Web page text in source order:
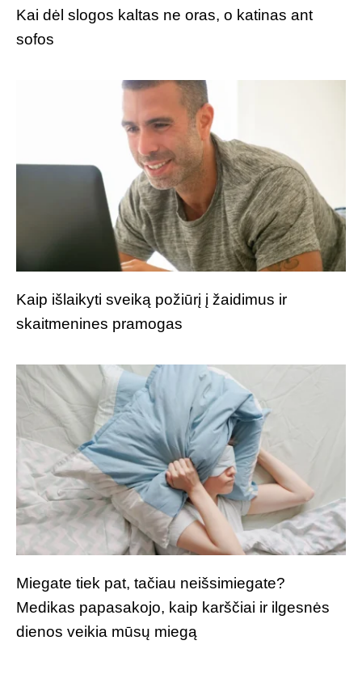
Kai dėl slogos kaltas ne oras, o katinas ant
sofos
Kaip išlaikyti sveiką požiūrį į žaidimus ir
skaitmenines pramogas
Miegate tiek pat, tačiau neišsimiegate?
Medikas papasakojo, kaip karščiai ir ilgesnės
dienos veikia mūsų miegą